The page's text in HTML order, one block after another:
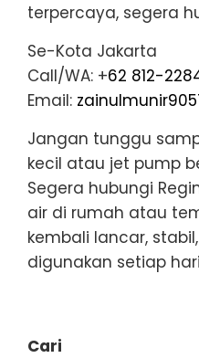
terpercaya, segera
Se-Kota Jakarta
Call/WA: +62 812-
Email:
Jangan tunggu
kecil atau jet pump
Segera hubungi
air di rumah atau
kembali lancar,
digunakan setiap
Cari